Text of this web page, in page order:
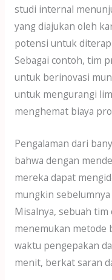
studi internal
yang diajukan oleh
potensi untuk
Sebagai contoh, tim
untuk berinovasi
untuk mengurangi
menghemat biaya
Pengalaman dari
bahwa dengan
mereka dapat
mungkin
Misalnya, sebuah
menemukan metode
waktu pengepakan
menit, berkat saran